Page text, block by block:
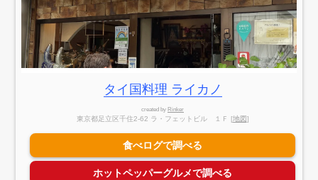
タイ国料理 ライカノ
created by Rinker
東京都足立区千住2-62 ラ・フェットビル １Ｆ [地図]
食べログで調べる
ホットペッパーグルメで調べる